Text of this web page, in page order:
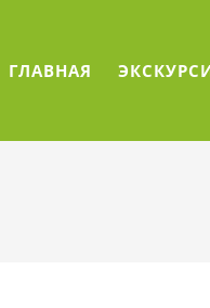
ГЛАВНАЯ